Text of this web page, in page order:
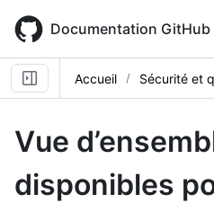
main
content
Documentation GitHub
Accueil Sécurité et
Vue
disponibles